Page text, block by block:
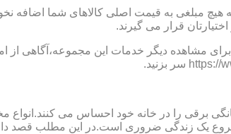
هیچ مبلغی به قیمت اصلی کالاهای شما
قرار می گیرند.
مشاهده دیگر خدمات این مجموعه،آگاهی از
برقی را در خانه خود احساس می کنند.انواع
یک زندگی ضروری است.در این مطلب قصد